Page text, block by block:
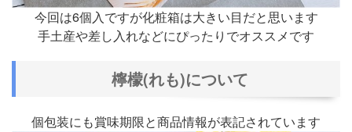
今回は6個入ですが化粧箱は大きい目だと思います
手土産や差し入れなどにぴったりでオススメです
檸檬(れも)について
個包装にも賞味期限と商品情報が表記されています